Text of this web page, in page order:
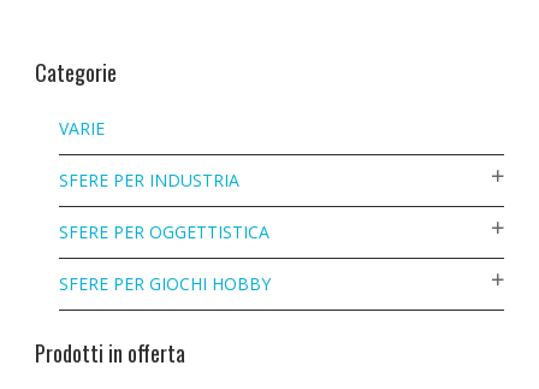
Categorie
VARIE
SFERE PER INDUSTRIA
SFERE PER OGGETTISTICA
SFERE PER GIOCHI HOBBY
Prodotti in offerta